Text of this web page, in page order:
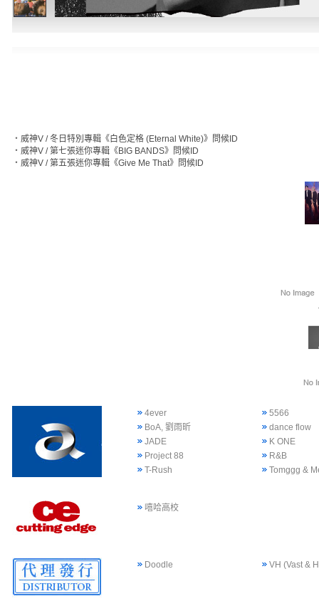
‧ 威神V / 冬日特別專輯《白色定格 (Eternal White)》問候ID
‧ 威神V / 第七張迷你專輯《BIG BANDS》問候ID
‧ 威神V / 第五張迷你專輯《Give Me That》問候ID
4ever
5566
BoA, 劉雨昕
dance flow
JADE
K ONE
Project 88
R&B
T-Rush
Tomggg &
嘻哈高校
Doodle VH (Vast &